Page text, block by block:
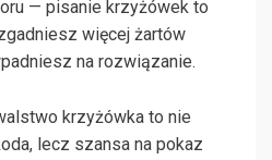
— pisanie krzyżówek to
więcej żartów
na rozwiązanie.
krzyżówka to nie
lecz szansa na pokaz